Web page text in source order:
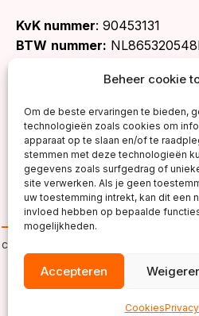
Beheer cookie
Om de beste ervaringen te bieden,
technologieën zoals cookies om
apparaat op te slaan en/of te
stemmen met deze technologieën
gegevens zoals surfgedrag of
site verwerken. Als je geen
uw toestemming intrekt, kan dit een
invloed hebben op bepaalde
mogelijkheden.
Accepteren
Cookies
KvK nummer: 90453131
BTW nummer:
copyright ©2026